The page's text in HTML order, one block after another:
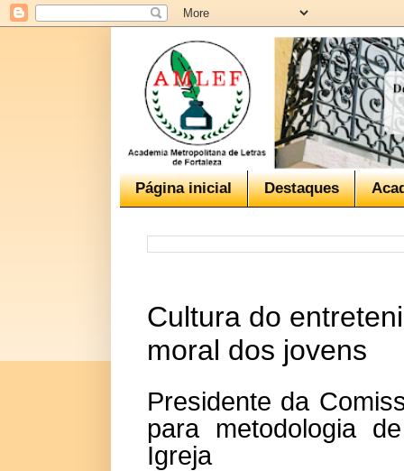
Página inicial Destaques
Cultura do
moral dos jovens
Presidente da
para metodologia
Igreja